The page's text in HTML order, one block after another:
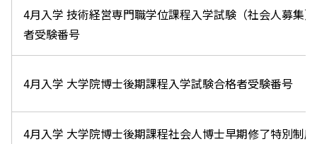
4月入学 技術経営専門職学位課程入学試験（社会人募集
者受験番号
4月入学 大学院博士後期課程入学試験合格者受験番号
4月入学 大学院博士後期課程社会人博士早期修了特別制